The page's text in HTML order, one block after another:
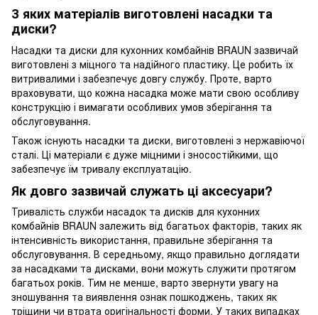
З яких матеріалів виготовлені насадки та
диски?
Насадки та диски для кухонних комбайнів BRAUN зазвичай
виготовлені з міцного та надійного пластику. Це робить їх
витривалими і забезпечує довгу службу. Проте, варто
враховувати, що кожна насадка може мати свою особливу
конструкцію і вимагати особливих умов зберігання та
обслуговування.
Також існують насадки та диски, виготовлені з нержавіючої
сталі. Ці матеріали є дуже міцними і зносостійкими, що
забезпечує їм тривалу експлуатацію.
Як довго зазвичай служать ці аксесуари?
Тривалість служби насадок та дисків для кухонних
комбайнів BRAUN залежить від багатьох факторів, таких як
інтенсивність використання, правильне зберігання та
обслуговування. В середньому, якщо правильно доглядати
за насадками та дисками, вони можуть служити протягом
багатьох років. Тим не менше, варто звернути увагу на
зношування та виявлення ознак пошкоджень, таких як
тріщини чи втрата оригінальності форми. У таких випадках